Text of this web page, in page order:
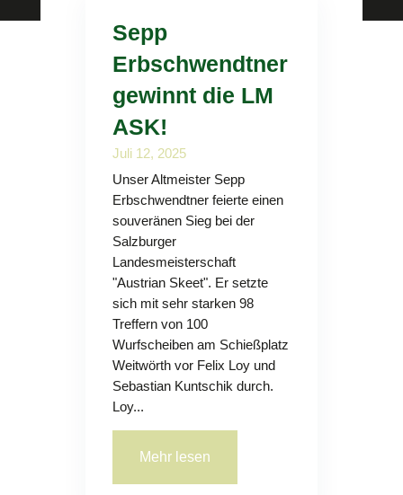
Sepp
Erbschwendtner
gewinnt die LM
ASK!
Juli 12, 2025
Unser Altmeister Sepp
Erbschwendtner feierte einen
souveränen Sieg bei der
Salzburger
Landesmeisterschaft
"Austrian Skeet". Er setzte
sich mit sehr starken 98
Treffern von 100
Wurfscheiben am Schießplatz
Weitwörth vor Felix Loy und
Sebastian Kuntschik durch.
Loy...
Mehr lesen